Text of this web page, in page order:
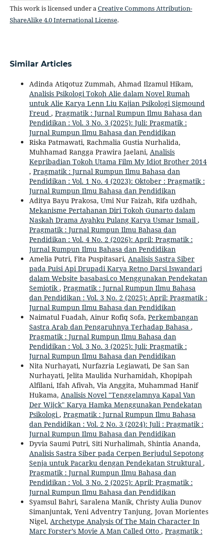
This work is licensed under a Creative Commons Attribution-
ShareAlike 4.0 International License.
Similar Articles
Adinda Atiqotuz Zummah, Ahmad Ilzamul Hikam,
Analisis Psikologi Tokoh Alie dalam Novel Rumah
untuk Alie Karya Lenn Liu Kajian Psikologi Sigmound
Freud , Pragmatik : Jurnal Rumpun Ilmu Bahasa dan
Pendidikan : Vol. 3 No. 3 (2025): Juli: Pragmatik :
Jurnal Rumpun Ilmu Bahasa dan Pendidikan
Riska Patmawati, Rachmalia Gustia Nurhalida,
Muhhamad Rangga Prawira Jaelani, Analisis
Kepribadian Tokoh Utama Film My Idiot Brother 2014
, Pragmatik : Jurnal Rumpun Ilmu Bahasa dan
Pendidikan : Vol. 1 No. 4 (2023): Oktober : Pragmatik :
Jurnal Rumpun Ilmu Bahasa dan Pendidikan
Aditya Bayu Prakosa, Umi Nur Faizah, Rifa uzdhah,
Mekanisme Pertahanan Diri Tokoh Gunarto dalam
Naskah Drama Ayahku Pulang Karya Usmar Ismail ,
Pragmatik : Jurnal Rumpun Ilmu Bahasa dan
Pendidikan : Vol. 4 No. 2 (2026): April: Pragmatik :
Jurnal Rumpun Ilmu Bahasa dan Pendidikan
Amelia Putri, Fita Puspitasari, Analisis Sastra Siber
pada Puisi Api Drupadi Karya Retno Darsi Iswandari
dalam Website basabasi.co Menggunakan Pendekatan
Semiotik , Pragmatik : Jurnal Rumpun Ilmu Bahasa
dan Pendidikan : Vol. 3 No. 2 (2025): April: Pragmatik :
Jurnal Rumpun Ilmu Bahasa dan Pendidikan
Naimatul Fuadah, Ainur Rofiq Sofa, Perkembangan
Sastra Arab dan Pengaruhnya Terhadap Bahasa ,
Pragmatik : Jurnal Rumpun Ilmu Bahasa dan
Pendidikan : Vol. 3 No. 3 (2025): Juli: Pragmatik :
Jurnal Rumpun Ilmu Bahasa dan Pendidikan
Nita Nurhayati, Nurfazria Legiawati, De San San
Nurhayati, Jelita Maulida Nurhamidah, Khopipah
Alfilani, Ifah Afivah, Via Anggita, Muhammad Hanif
Hukama, Analisis Novel "Tenggelamnya Kapal Van
Der Wijck" Karya Hamka Menggunakan Pendekatan
Psikologi , Pragmatik : Jurnal Rumpun Ilmu Bahasa
dan Pendidikan : Vol. 2 No. 3 (2024): Juli : Pragmatik :
Jurnal Rumpun Ilmu Bahasa dan Pendidikan
Dyvia Saumi Putri, Siti Nurhalimah, Shintia Ananda,
Analisis Sastra Siber pada Cerpen Berjudul Sepotong
Senja untuk Pacarku dengan Pendekatan Struktural ,
Pragmatik : Jurnal Rumpun Ilmu Bahasa dan
Pendidikan : Vol. 3 No. 2 (2025): April: Pragmatik :
Jurnal Rumpun Ilmu Bahasa dan Pendidikan
Syamsul Bahri, Saralena Manik, Christy Aulia Dunov
Simanjuntak, Yeni Adventry Tanjung, Jovan Morientes
Nigel, Archetype Analysis Of The Main Character In
Marc Forster’s Movie A Man Called Otto , Pragmatik :